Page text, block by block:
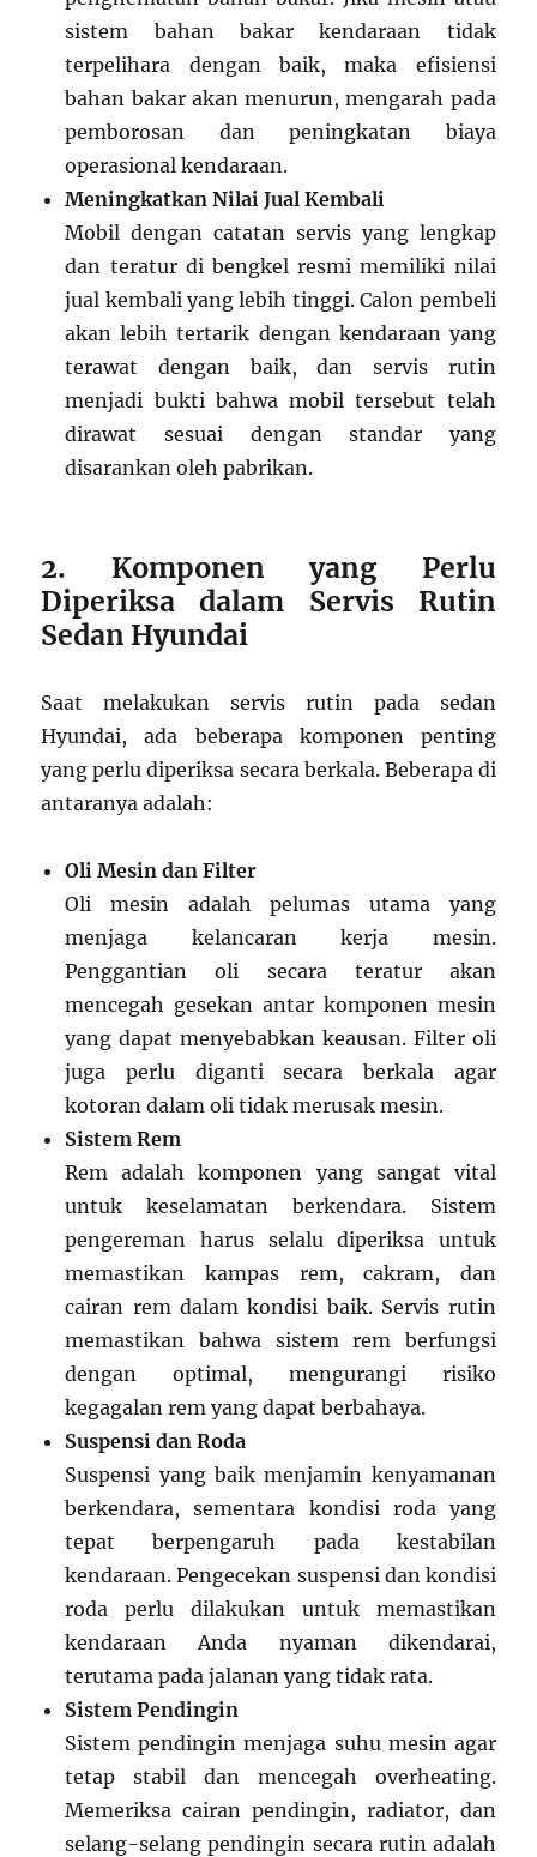
sistem bahan bakar kendaraan tidak
terpelihara dengan baik, maka efisiensi
bahan bakar akan menurun, mengarah pada
pemborosan dan peningkatan biaya
operasional kendaraan.
Meningkatkan Nilai Jual Kembali
Mobil dengan catatan servis yang lengkap
dan teratur di bengkel resmi memiliki nilai
jual kembali yang lebih tinggi. Calon pembeli
akan lebih tertarik dengan kendaraan yang
terawat dengan baik, dan servis rutin
menjadi bukti bahwa mobil tersebut telah
dirawat sesuai dengan standar yang
disarankan oleh pabrikan.
2. Komponen yang Perlu
Diperiksa dalam Servis Rutin
Sedan Hyundai
Saat melakukan servis rutin pada sedan
Hyundai, ada beberapa komponen penting
yang perlu diperiksa secara berkala. Beberapa di
antaranya adalah:
Oli Mesin dan Filter
Oli mesin adalah pelumas utama yang
menjaga kelancaran kerja mesin.
Penggantian oli secara teratur akan
mencegah gesekan antar komponen mesin
yang dapat menyebabkan keausan. Filter oli
juga perlu diganti secara berkala agar
kotoran dalam oli tidak merusak mesin.
Sistem Rem
Rem adalah komponen yang sangat vital
untuk keselamatan berkendara. Sistem
pengereman harus selalu diperiksa untuk
memastikan kampas rem, cakram, dan
cairan rem dalam kondisi baik. Servis rutin
memastikan bahwa sistem rem berfungsi
dengan optimal, mengurangi risiko
kegagalan rem yang dapat berbahaya.
Suspensi dan Roda
Suspensi yang baik menjamin kenyamanan
berkendara, sementara kondisi roda yang
tepat berpengaruh pada kestabilan
kendaraan. Pengecekan suspensi dan kondisi
roda perlu dilakukan untuk memastikan
kendaraan Anda nyaman dikendarai,
terutama pada jalanan yang tidak rata.
Sistem Pendingin
Sistem pendingin menjaga suhu mesin agar
tetap stabil dan mencegah overheating.
Memeriksa cairan pendingin, radiator, dan
selang-selang pendingin secara rutin adalah